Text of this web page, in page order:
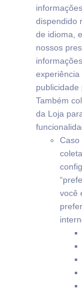
dispendido
de idioma,
nossos
publicidade
Também
da Loja
Caso
você